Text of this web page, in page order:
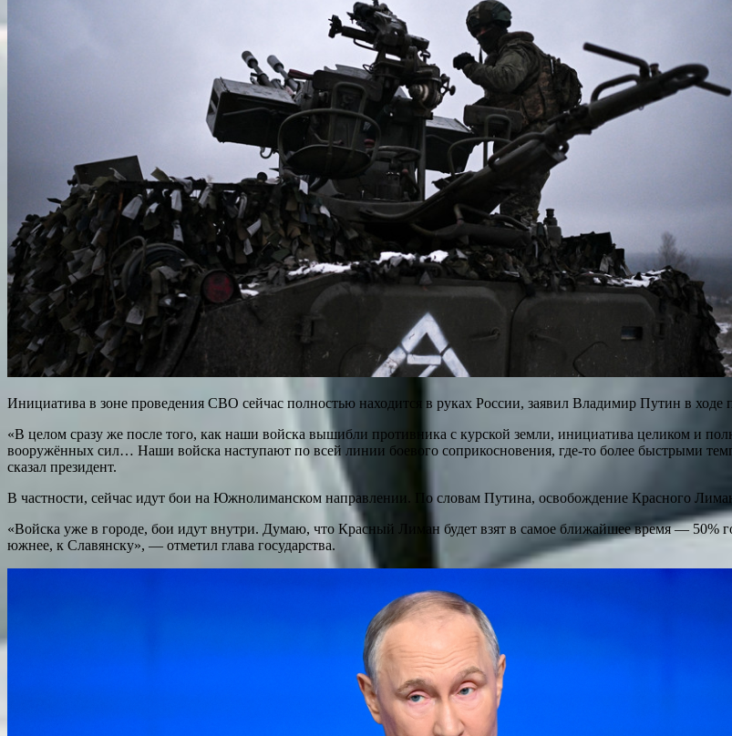
Инициатива в зоне проведения СВО сейчас полностью находится в руках России, заявил Владимир Путин в
«В целом сразу же после того, как наши войска вышибли противника с курской земли, инициатива целиком и
вооружённых сил… Наши войска наступают по всей линии боевого соприкосновения, где-то более быстрыми
сказал президент.
В частности, сейчас идут бои на Южнолиманском направлении. По словам Путина, освобождение Красного
«Войска уже в городе, бои идут внутри. Думаю, что Красный Лиман будет взят в самое ближайшее время — 50%
южнее, к Славянску», — отметил глава государства.